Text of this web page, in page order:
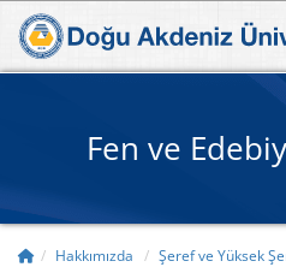
Fen ve
Hakkımızda Şeref ve Yüksek